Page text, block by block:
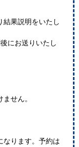
結果説明をいたし
にお送りいたし
せん。
なります。予約は